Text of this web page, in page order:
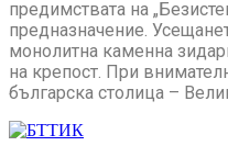
предимствата на
предназначение.
монолитна каменна
на крепост. При
българска столица –